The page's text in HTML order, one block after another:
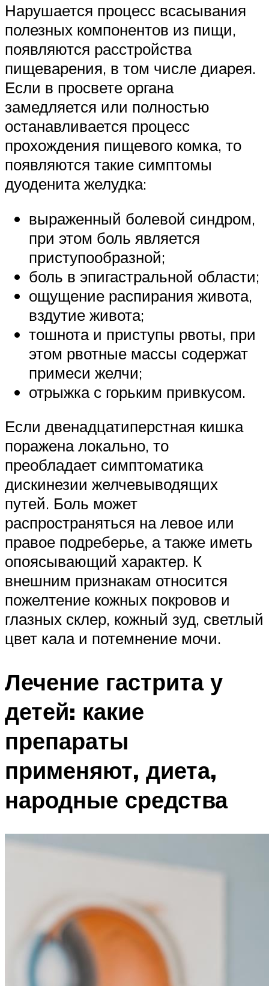
Нарушается процесс всасывания
полезных компонентов из пищи,
появляются расстройства
пищеварения, в том числе диарея.
Если в просвете органа
замедляется или полностью
останавливается процесс
прохождения пищевого комка, то
появляются такие симптомы
дуоденита желудка:
выраженный болевой синдром,
при этом боль является
приступообразной;
боль в эпигастральной области;
ощущение распирания живота,
вздутие живота;
тошнота и приступы рвоты, при
этом рвотные массы содержат
примеси желчи;
отрыжка с горьким привкусом.
Если двенадцатиперстная кишка
поражена локально, то
преобладает симптоматика
дискинезии желчевыводящих
путей. Боль может
распространяться на левое или
правое подреберье, а также иметь
опоясывающий характер. К
внешним признакам относится
пожелтение кожных покровов и
глазных склер, кожный зуд, светлый
цвет кала и потемнение мочи.
Лечение гастрита у
детей: какие
препараты
применяют, диета,
народные средства